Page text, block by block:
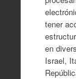
tener
en
Israel,